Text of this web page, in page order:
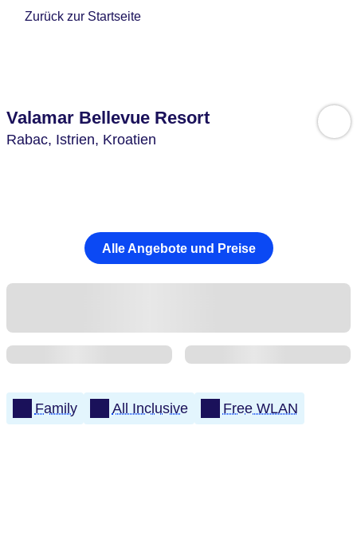
Zurück zur Startseite
Valamar Bellevue Resort
Rabac, Istrien, Kroatien
Alle Angebote und Preise
Family All Inclusive Free WLAN